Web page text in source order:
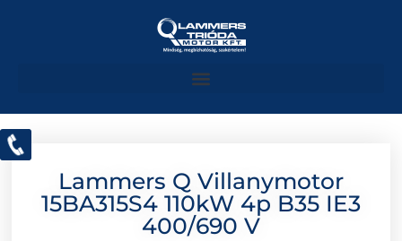
Lammers Q Villanymotor
15BA315S4 110kW 4p B35 IE3
400/690 V